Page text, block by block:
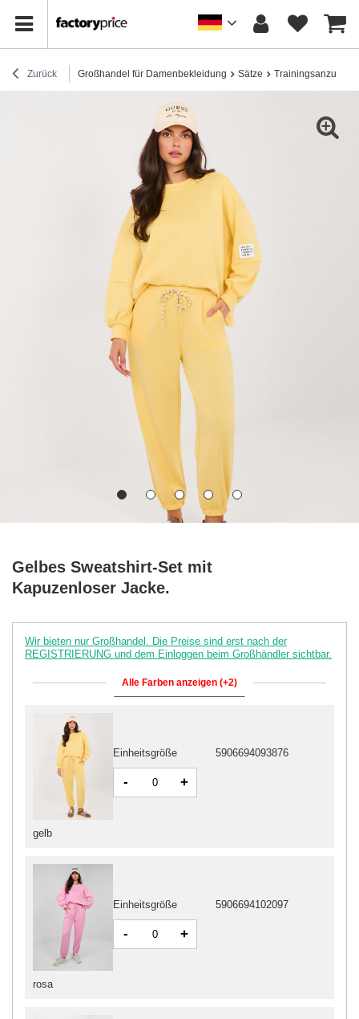
Zurück Großhandel für Damenbekleidung Sätze Trainingsanzug-
Gelbes Sweatshirt-Set mit
Kapuzenloser Jacke.
Wir bieten nur Großhandel. Die Preise sind erst nach der
REGISTRIERUNG und dem Einloggen beim Großhändler sichtbar.
Alle Farben anzeigen (+2)
rosa
Einheitsgröße 5906694102097
- +
gelb
Einheitsgröße 5906694093876
- +